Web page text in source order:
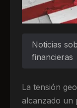
Noticias
financieras
La tensión
alcanzado un